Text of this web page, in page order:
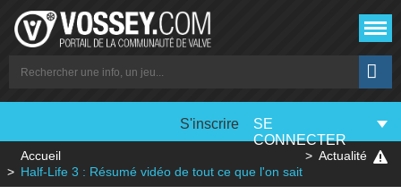
S'inscrire
SE
CONNECTER
Accueil
Actualité
Half-Life 3 : Résumé vidéo de tout ce que l'on sait